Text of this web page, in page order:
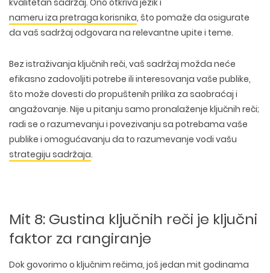
WEB DEVELOPMENT
WEB I GRAFIČKI DIZAJN
DIZAJN ETIKETA I AMBALAZE
ILUSTRACIJE
DIGITALNI MARKETING
COPYWRITING
DRUŠTVENE MREŽE
kvalitetan sadržaj. Ono otkriva jezik i
nameru iza pretraga korisnika, što pomaže da osigurate
da vaš sadržaj odgovara na relevantne upite i teme.
Bez istraživanja ključnih reči, vaš sadržaj možda neće
efikasno zadovoljiti potrebe ili interesovanja vaše publike,
što može dovesti do propuštenih prilika za saobraćaj i
angažovanje. Nije u pitanju samo pronalaženje ključnih reči;
radi se o razumevanju i povezivanju sa potrebama vaše
publike i omogućavanju da to razumevanje vodi vašu
strategiju sadržaja.
Mit 8: Gustina ključnih reči je ključni
faktor za rangiranje
Dok govorimo o ključnim rečima, još jedan mit godinama